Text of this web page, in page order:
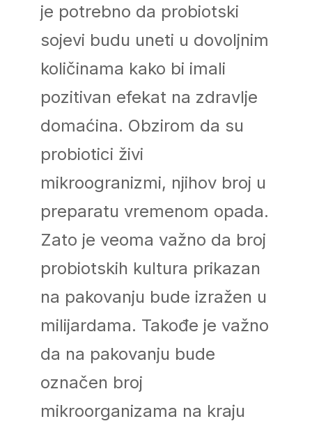
je potrebno da probiotski
sojevi budu uneti u dovoljnim
količinama kako bi imali
pozitivan efekat na zdravlje
domaćina. Obzirom da su
probiotici živi
mikroogranizmi, njihov broj u
preparatu vremenom opada.
Zato je veoma važno da broj
probiotskih kultura prikazan
na pakovanju bude izražen u
milijardama. Takođe je važno
da na pakovanju bude
označen broj
mikroorganizama na kraju